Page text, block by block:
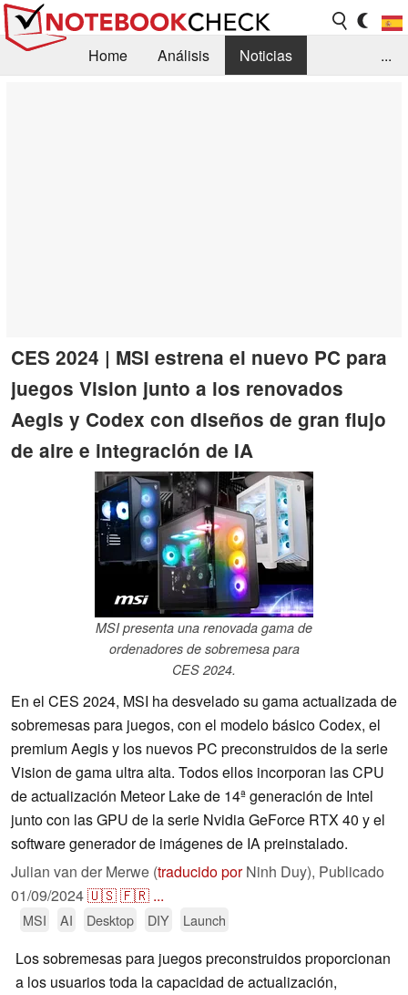
Home Análisis
Noticias
...
CES 2024 | MSI estrena el nuevo PC para
juegos Vision junto a los renovados
Aegis y Codex con diseños de gran flujo
de aire e integración de IA
MSI presenta una renovada gama de
ordenadores de sobremesa para
CES 2024.
En el CES 2024, MSI ha desvelado su gama actualizada de
sobremesas para juegos, con el modelo básico Codex, el
premium Aegis y los nuevos PC preconstruidos de la serie
Vision de gama ultra alta. Todos ellos incorporan las CPU
de actualización Meteor Lake de 14ª generación de Intel
junto con las GPU de la serie Nvidia GeForce RTX 40 y el
software generador de imágenes de IA preinstalado.
Julian van der Merwe (traducido porNinh Duy), Publicado
01/09/2024🇺🇸🇫🇷 ...
MSI AI Desktop DIY Launch
Los sobremesas para juegos preconstruidos proporcionan
a los usuarios toda la capacidad de actualización,